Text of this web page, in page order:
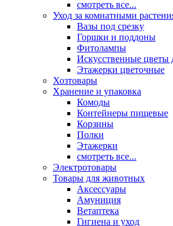
смотреть все...
Уход за комнатными
Вазы под срезку
Горшки и поддоны
Фитолампы
Искусственные цветы
Этажерки цветочные
Хозтовары
Хранение и упаковка
Комоды
Контейнеры пищевые
Корзины
Полки
Этажерки
смотреть все...
Электротовары
Товары для животных
Аксессуары
Амуниция
Ветаптека
Гигиена и уход